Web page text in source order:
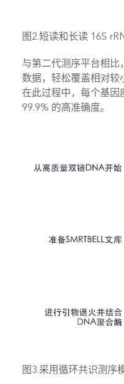
图2.短读和长读 16S
与第二代测序平台相
数据，轻松覆盖相对较
在此过程中，每个基因
99.9% 的高准确度。
图3.采用循环共识测序